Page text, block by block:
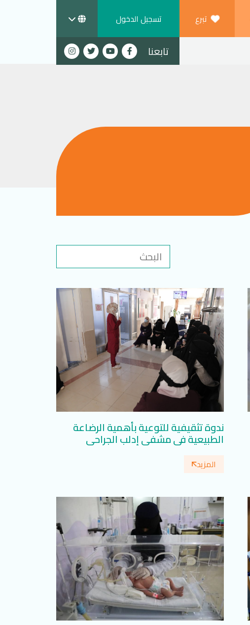
تبرع تسجيل الدخول
تابعنا
ندوة تثقيفية للتوعية بأهمية الرضاعة
الطبيعية في مشفى إدلب الجراحي
التخصصي
المزيد